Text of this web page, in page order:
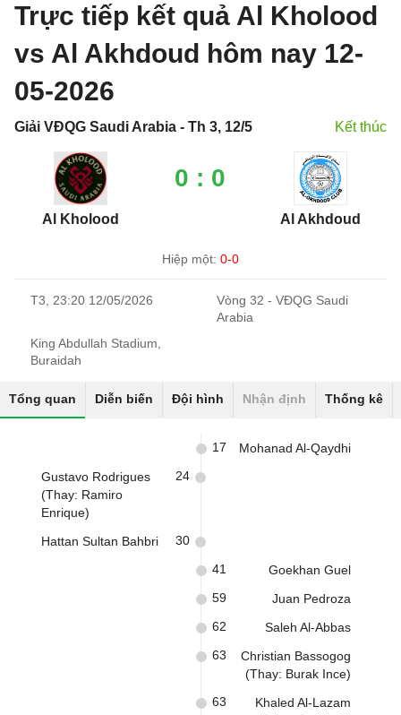
Trực tiếp kết quả Al Kholood
vs Al Akhdoud hôm nay 12-
05-2026
Giải VĐQG Saudi Arabia - Th 3, 12/5 Kết thúc
Al Kholood
0 : 0
Al Akhdoud
Hiệp một: 0-0
T3, 23:20 12/05/2026
Vòng 32 - VĐQG Saudi
Arabia
King Abdullah Stadium,
Buraidah
Tổng quan Diễn biến Đội hình Nhận định Thống kê
Mohanad Al-Qaydhi
17
Gustavo Rodrigues
(Thay: Ramiro
Enrique)
24
Hattan Sultan Bahbri 30
Goekhan Guel
41
Juan Pedroza
59
Saleh Al-Abbas
62
Christian Bassogog
(Thay: Burak Ince)
63
Khaled Al-Lazam
63